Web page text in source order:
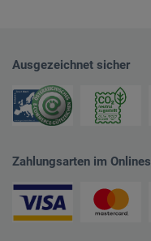
Ausgezeichnet sicher
Zahlungsarten im